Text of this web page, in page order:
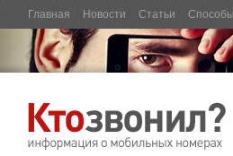
Главная Новости Статьи